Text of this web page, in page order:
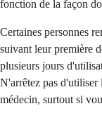
fonction de la façon
Certaines personnes
suivant leur première
plusieurs jours
N'arrêtez pas d'utiliser
médecin, surtout si